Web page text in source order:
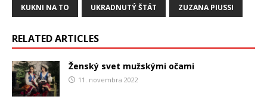
KUKNI NA TO UKRADNUTÝ ŠTÁT ZUZANA PIUSSI
RELATED ARTICLES
Ženský svet mužskými očami
11. novembra 2022